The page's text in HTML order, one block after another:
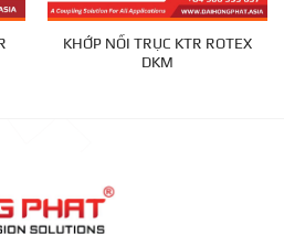
KHỚP NỐI TRỤC KTR ROTEX
DKM